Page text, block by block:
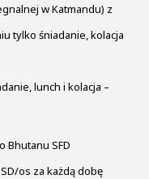
w Katmandu) z
tylko śniadanie, kolacja
lunch i kolacja –
Bhutanu SFD
os za każdą dobę